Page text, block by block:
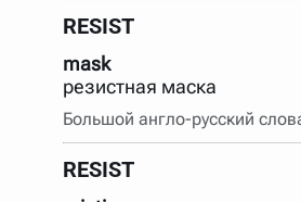
RESIST
mask
резистная маска
Большой англо-русский
RESIST